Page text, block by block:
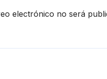
electrónico no será